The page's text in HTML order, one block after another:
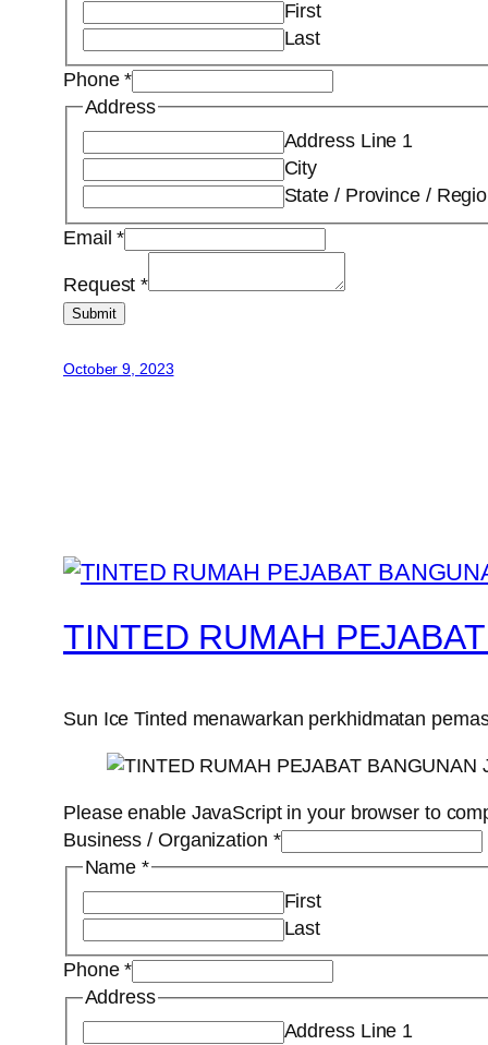
First
Last
Phone*
Address
Address Line 1
City
State / Province /
Email*
Request*
Submit
October 9, 2023
TINTED RUMAH
Sun Ice Tinted menawarkan perkhidmatan
Please enable JavaScript in your browser to
Business / Organization *
Name *
First
Last
Phone*
Address
Address Line 1